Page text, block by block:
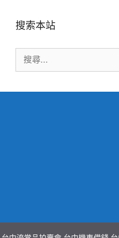
搜索本站
尋: